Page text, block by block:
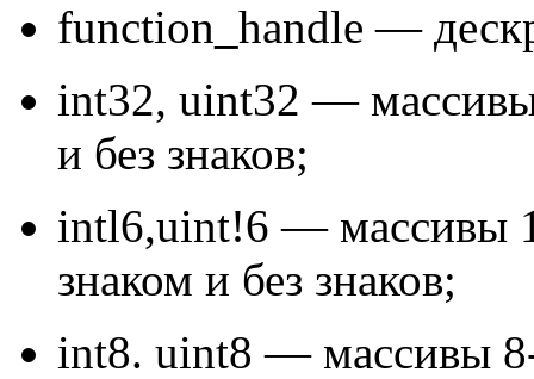
function_handle —
int32, uint32 — массивы
и без знаков;
intl6,uint!6 — массивы
знаком и без знаков;
int8. uint8 — массивы